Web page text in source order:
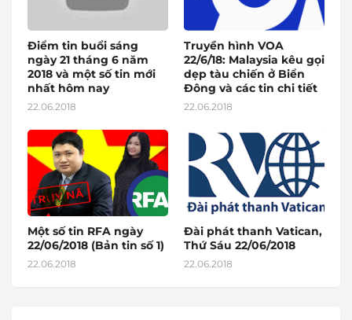
Điểm tin buổi sáng
ngày 21 tháng 6 năm
2018 và một số tin mới
nhất hôm nay
22.06.2018
Truyền hình VOA
22/6/18: Malaysia kêu gọi
dẹp tàu chiến ở Biển
Đông và các tin chi tiết
22.06.2018
Một số tin RFA ngày
22/06/2018 (Bản tin số 1)
22.06.2018
Đài phát thanh Vatican,
Thứ Sáu 22/06/2018
22.06.2018